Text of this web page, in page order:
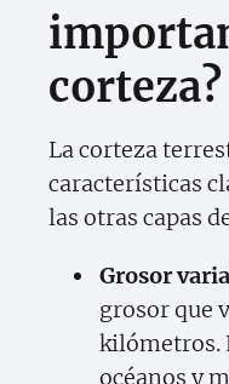
corteza?
La corteza
características
las otras capas
Grosor
grosor que
kilómetros.
océanos y